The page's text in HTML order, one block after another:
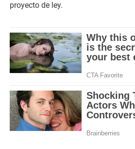
proyecto de ley.